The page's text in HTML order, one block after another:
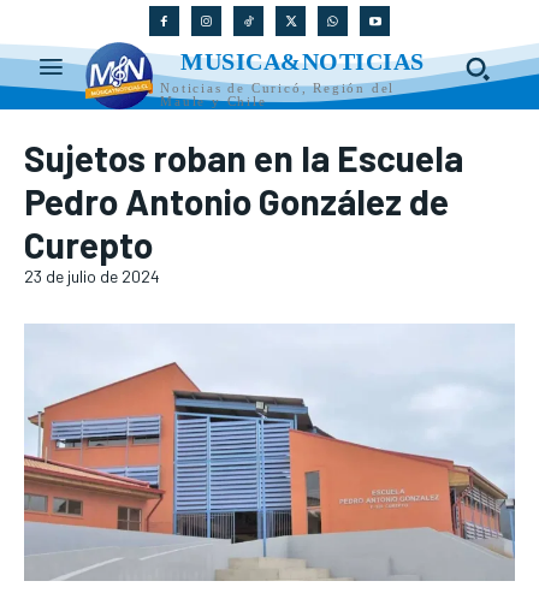
MUSICA&NOTICIAS
Noticias de Curicó, Región del
Maule y Chile
Sujetos roban en la Escuela
Pedro Antonio González de
Curepto
23 de julio de 2024